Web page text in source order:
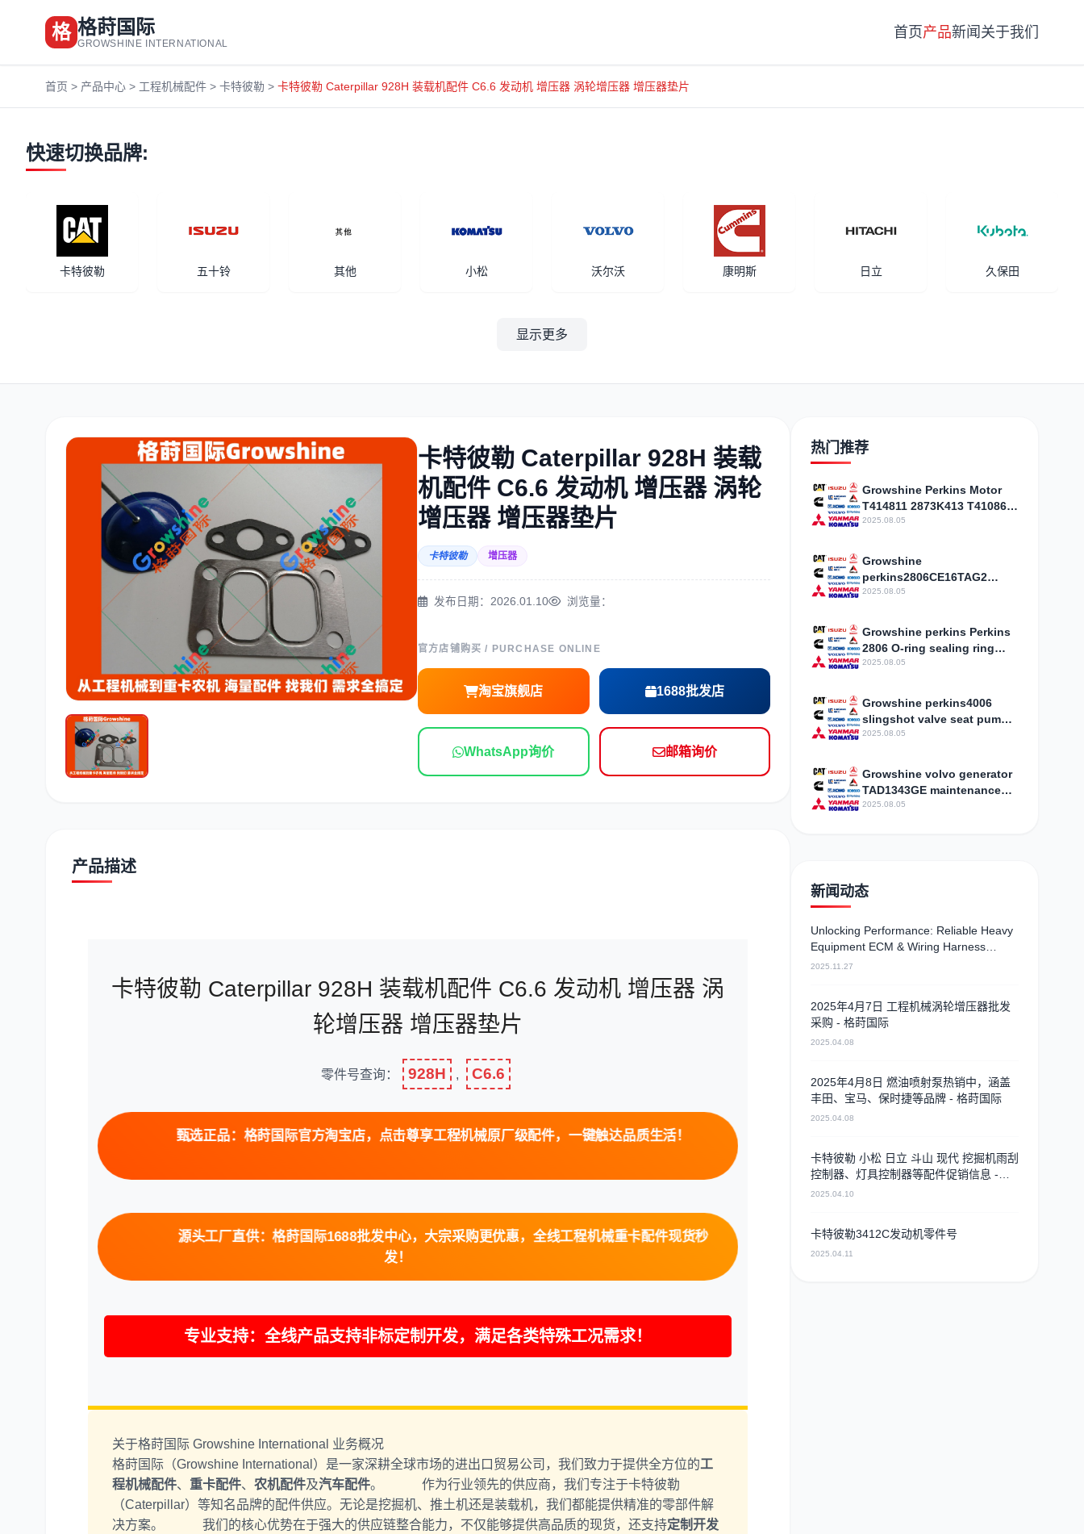
格 格莳国际
GROWSHINE INTERNATIONAL
首页产品新闻 关于我们
首页 > 产品中心 > 工程机械配件 > 卡特彼勒 > 卡特彼勒 Caterpillar 928H 装载机配件 C6.6 发动机 增压器 涡轮增压器 增压器垫片
快速切换品牌:
卡特彼勒 五十铃 其他 小松 沃尔沃 康明斯 日立 久保田
柳工 斗山 三一 奔驰 卡尔玛 杰西博
丰田 约翰迪尔 山猫 上柴
潍柴 依维柯
显示更多
卡特彼勒 Caterpillar 928H 装载
机配件 C6.6 发动机 增压器 涡轮
增压器 增压器垫片
卡特彼勒 增压器
发布日期：2026.01.10 浏览量：
官方店铺购买 / PURCHASE ONLINE
淘宝旗舰店 1688批发店
WhatsApp询价 邮箱询价
产品描述
卡特彼勒 Caterpillar 928H 装载机配件 C6.6 发动机 增压器 涡
轮增压器 增压器垫片
零件号查询： 928H , C6.6
甄选正品：格莳国际官方淘宝店，点击尊享工程机械原厂级配件，一键触达品质生活！
源头工厂直供：格莳国际1688批发中心，大宗采购更优惠，全线工程机械重卡配件现货秒
发！
专业支持：全线产品支持非标定制开发，满足各类特殊工况需求！
关于格莳国际 Growshine International 业务概况
格莳国际（Growshine International）是一家深耕全球市场的进出口贸易公司，我们致力于提供全方位的工
程机械配件、 重卡配件、 农机配件及汽车配件。 作为行业领先的供应商，我们专注于卡特彼勒
（Caterpillar）等知名品牌的配件供应。无论是挖掘机、推土机还是装载机，我们都能提供精准的零部件解
决方案。 我们的核心优势在于强大的供应链整合能力，不仅能够提供高品质的现货，还支持定制开发
热门推荐
Growshine Perkins Motor
T414811 2873K413 T410861
High Strength Discount
2025.08.05
Growshine
perkins2806CE16TAG2
spindle shell air filter
price
2025.08.05
Growshine perkins Perkins
2806 O-ring sealing ring
water pump assembly
Price
2025.08.05
Growshine perkins4006
slingshot valve seat pump
assembly SE14 X
2025.08.05
Growshine volvo generator
TAD1343GE maintenance
telephone
2025.08.05
新闻动态
Unlocking Performance: Reliable Heavy
Equipment ECM & Wiring Harness
Alternatives
2025.11.27
2025年4月7日 工程机械涡轮增压器批发
采购 - 格莳国际
2025.04.08
2025年4月8日 燃油喷射泵热销中，涵盖
丰田、宝马、保时捷等品牌 - 格莳国际
2025.04.08
卡特彼勒 小松 日立 斗山 现代 挖掘机雨刮
控制器、灯具控制器等配件促销信息 -
2025年4月9日
2025.04.10
卡特彼勒3412C发动机零件号
2025.04.11